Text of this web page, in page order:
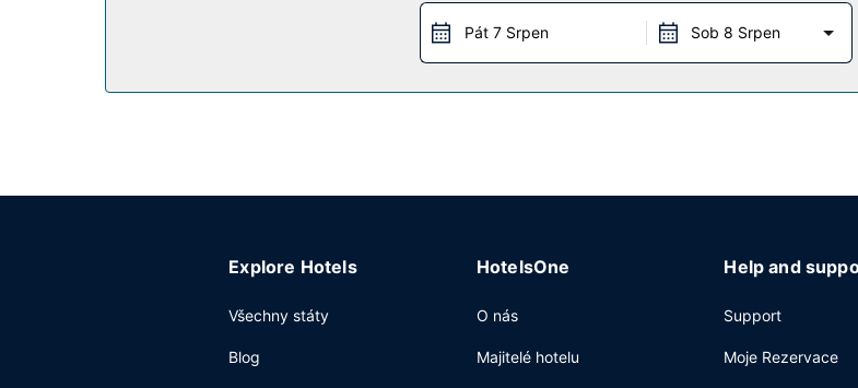
Něco dobrého k zakousnutí vám nabídne snack bar / lahůdky. Slavnostní recepce zdarma, která
určité dny. Ve všední dny od 6:30 do 9:30 a o víkendu od 7:30 do 10:30 budete zváni na
Pát 7 Srpen Sob 8 Srpen
Explore Hotels
Všechny státy
Blog
HotelsOne
O nás
Majitelé hotelu
Help and
Support
Moje Rezervace